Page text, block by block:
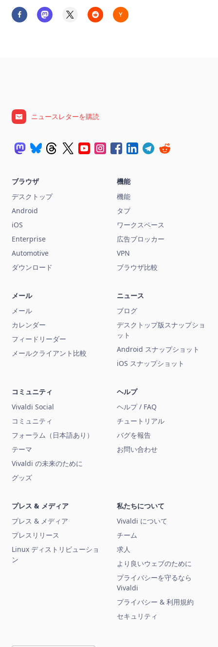
ニュースレターを購読
ブラウザ
デスクトップ
Android
iOS
Enterprise
Automotive
ダウンロード
機能
機能
タブ
ワークスペース
広告ブロッカー
VPN
ブラウザ比較
メール
メール
カレンダー
フィードリーダー
メールクライアント比較
ニュース
ブログ
デスクトップ版スナップショ
ット
Android スナップショット
iOS スナップショット
コミュニティ
Vivaldi Social
コミュニティ
フォーラム（日本語あり）
テーマ
Vivaldi の未来のために
グッズ
ヘルプ
ヘルプ / FAQ
チュートリアル
バグを報告
お問い合わせ
プレス & メディア
プレス & メディア
プレスリリース
Linux ディストリビューショ
ン
私たちについて
Vivaldi について
チーム
求人
より良いウェブのために
プライバシーを守るなら
Vivaldi
プライバシー & 利用規約
セキュリティ